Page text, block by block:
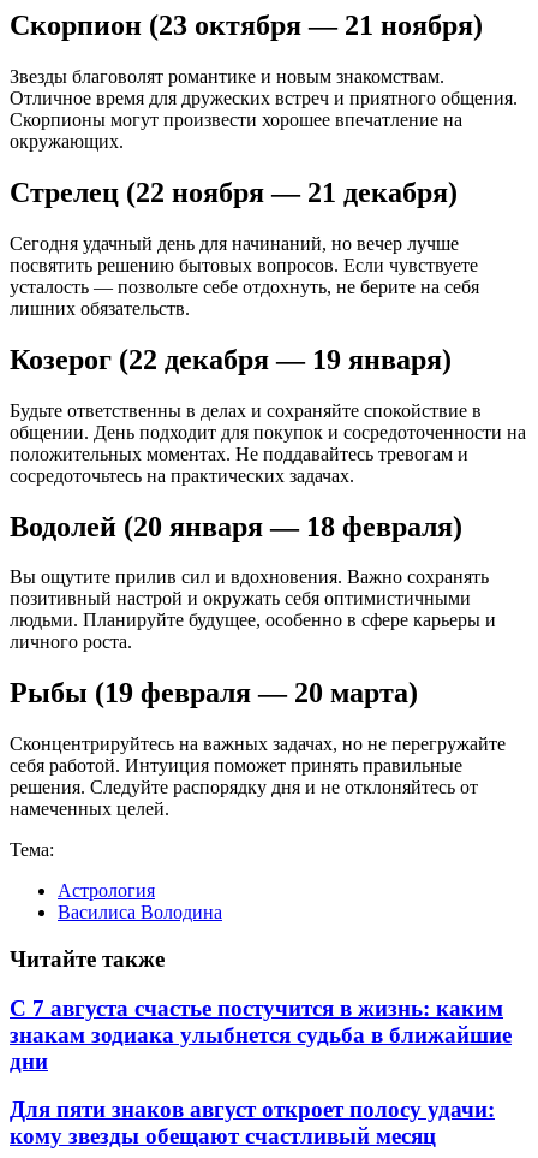
Скорпион (23 октября — 21 ноября)
Звезды благоволят романтике и новым знакомствам.
Отличное время для дружеских встреч и приятного общения.
Скорпионы могут произвести хорошее впечатление на
окружающих.
Стрелец (22 ноября — 21 декабря)
Сегодня удачный день для начинаний, но вечер лучше
посвятить решению бытовых вопросов. Если чувствуете
усталость — позвольте себе отдохнуть, не берите на себя
лишних обязательств.
Козерог (22 декабря — 19 января)
Будьте ответственны в делах и сохраняйте спокойствие в
общении. День подходит для покупок и сосредоточенности на
положительных моментах. Не поддавайтесь тревогам и
сосредоточьтесь на практических задачах.
Водолей (20 января — 18 февраля)
Вы ощутите прилив сил и вдохновения. Важно сохранять
позитивный настрой и окружать себя оптимистичными
людьми. Планируйте будущее, особенно в сфере карьеры и
личного роста.
Рыбы (19 февраля — 20 марта)
Сконцентрируйтесь на важных задачах, но не перегружайте
себя работой. Интуиция поможет принять правильные
решения. Следуйте распорядку дня и не отклоняйтесь от
намеченных целей.
Тема:
Астрология
Василиса Володина
Читайте также
С 7 августа счастье постучится в жизнь: каким
знакам зодиака улыбнется судьба в ближайшие
дни
Для пяти знаков август откроет полосу удачи:
кому звезды обещают счастливый месяц